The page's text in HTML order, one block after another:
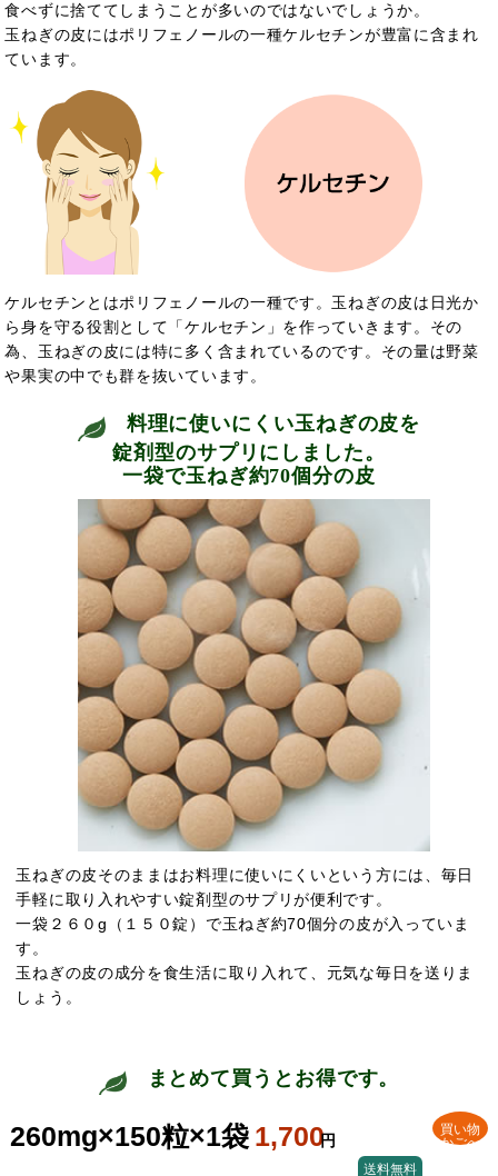
食べずに捨ててしまうことが多いのではないでしょうか。
玉ねぎの皮にはポリフェノールの一種ケルセチンが豊富に含まれ
ています。
ケルセチンとはポリフェノールの一種です。玉ねぎの皮は日光か
ら身を守る役割として「ケルセチン」を作っていきます。その
為、玉ねぎの皮には特に多く含まれているのです。その量は野菜
や果実の中でも群を抜いています。
料理に使いにくい玉ねぎの皮を
錠剤型のサプリにしました。
一袋で玉ねぎ約70個分の皮
玉ねぎの皮そのままはお料理に使いにくいという方には、毎日
手軽に取り入れやすい錠剤型のサプリが便利です。
一袋２６０g（１５０錠）で玉ねぎ約70個分の皮が入っていま
す。
玉ねぎの皮の成分を食生活に取り入れて、元気な毎日を送りま
しょう。
まとめて買うとお得です。
260mg×150粒×1袋 1,700円
買い物
かごへ
送料無料